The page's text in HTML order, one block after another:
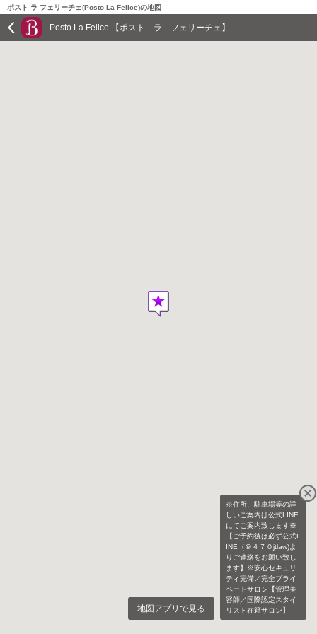
ポスト ラ フェリーチェ(Posto La Felice)の地図
Posto La Felice 【ポスト ラ フェリーチェ】
※住所、駐車場等の詳
しいご案内は公式LINE
にてご案内致します※
【ご予約後は必ず公式L
INE（＠４７０jtlaw)よ
りご連絡をお願い致し
ます】※安心セキュリ
ティ完備／完全プライ
ベートサロン【管理美
容師／国際認定スタイ
リスト在籍サロン】
地図アプリで見る